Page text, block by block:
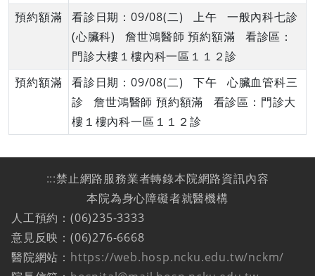
預約額滿
看診日期：09/08(二) 上午 一般內科七診
(心臟科) 詹世鴻醫師 預約額滿 看診區：
門診大樓１樓內科一區１１２診
預約額滿
看診日期：09/08(二) 下午 心臟血管科三
診 詹世鴻醫師 預約額滿 看診區：門診大
樓１樓內科一區１１２診
:::禁止網路服務業者轉錄本院網路資訊內容
本院為身心障礙者就醫機構
人工預約：(06)235-3333
意見反映：(06)276-6668
醫院網站： https://web.hosp.ncku.edu.tw/nckm/